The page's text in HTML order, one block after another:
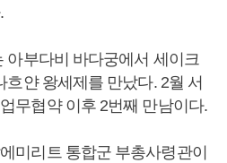
아부다비 바다궁에서 세이크
얀 왕세제를 만났다. 2월 서
무협약 이후 2번째 만남이다.
미리트 통합군 부총사령관이